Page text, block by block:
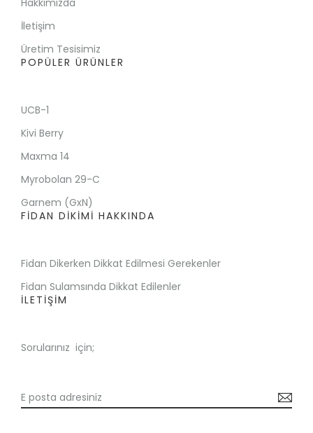
Hakkımızda
İletişim
Üretim Tesisimiz
POPÜLER ÜRÜNLER
UCB-1
Kivi Berry
Maxma 14
Myrobolan 29-C
Garnem (GxN)
FİDAN DİKİMİ HAKKINDA
Fidan Dikerken Dikkat Edilmesi Gerekenler
Fidan Sulamsında Dikkat Edilenler
İLETİŞİM
Sorularınız için;